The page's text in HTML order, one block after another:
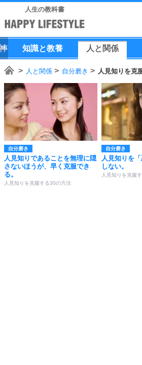
人生の教科書
知識と教養 人 と 関係
人と関係 自分磨き 人見知りを克
自分磨き
人見知りであることを無理に隠
さないほうが、早く克服でき
る。
人見知りを克服する30の方法
自分磨き
人見知りを
しない。
人見知りを克服